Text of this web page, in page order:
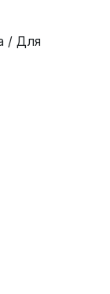
/ Для